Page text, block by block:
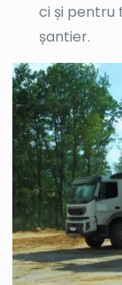
ci și pentru
șantier.